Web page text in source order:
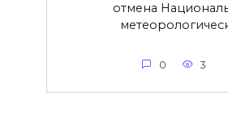
отмена
0 3